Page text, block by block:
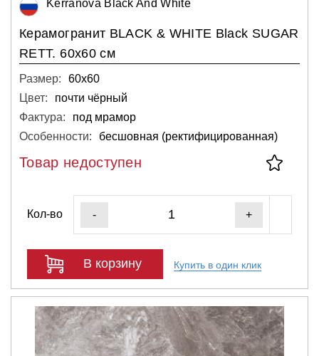
Kerranova Black And White
Керамогранит BLACK & WHITE Black SUGAR
RETT. 60х60 см
Размер:
60х60
Цвет:
почти чёрный
Фактура:
под мрамор
Особенности:
бесшовная (ректифицированная)
Товар недоступен
Кол-во - +
В корзину Купить в один клик